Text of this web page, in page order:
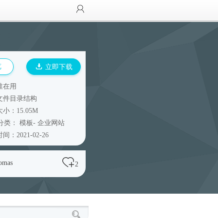
立即下载
在用
件目录结构
小：15.05M
类： 模板- 企业网站
间：2021-02-26
2